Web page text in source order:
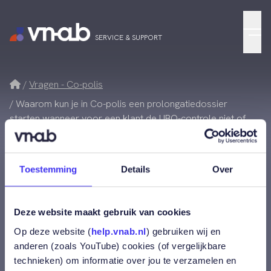
Toestemming Details Over
Deze website maakt gebruik van cookies
Op deze website (help.vnab.nl) gebruiken wij en
anderen (zoals YouTube) cookies (of vergelijkbare
technieken) om informatie over jou te verzamelen en
SERVICE & SUPPORT
Home
Vragen - Co-polis
Waarom kun je in Co-polis een prolongatiedossier
starten wanneer voor een klant de UBO-controle niet of
niet volledig is uitgevoerd?
Waarom kun je in Co-
polis een
prolongatiedossier
starten wanneer voor